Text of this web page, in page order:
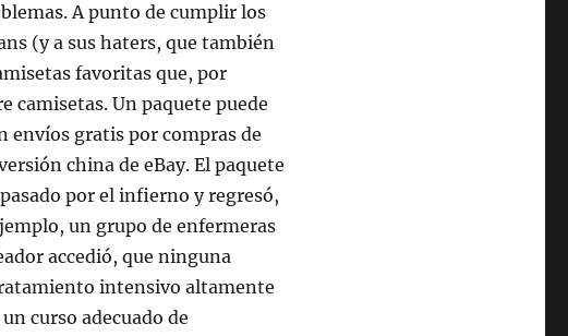
A punto de cumplir los
(y a sus haters, que también
favoritas que, por
camisetas. Un paquete puede
envíos gratis por compras de
china de eBay. El paquete
por el infierno y regresó,
un grupo de enfermeras
accedió, que ninguna
intensivo altamente
curso adecuado de